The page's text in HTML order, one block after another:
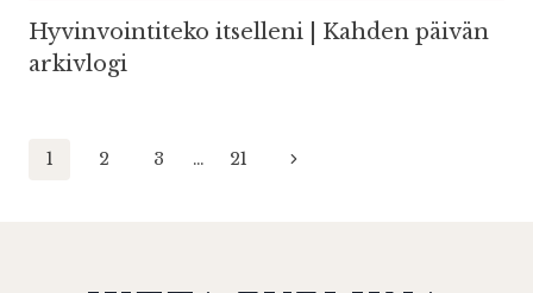
Hyvinvointiteko itselleni | Kahden päivän
arkivlogi
Sivunavigointi
1 2 3 … 21
Seuraava